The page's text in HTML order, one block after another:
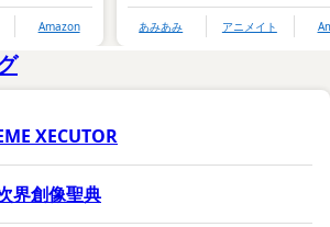
Amazon あみあみ アニメイト
XECUTOR
界創像聖典